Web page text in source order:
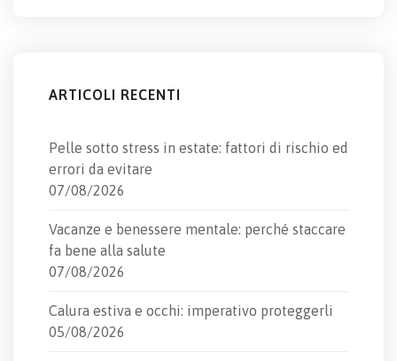
ARTICOLI RECENTI
Pelle sotto stress in estate: fattori di rischio ed
errori da evitare
07/08/2026
Vacanze e benessere mentale: perché staccare
fa bene alla salute
07/08/2026
Calura estiva e occhi: imperativo proteggerli
05/08/2026